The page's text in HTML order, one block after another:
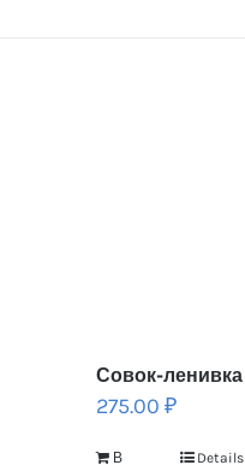
Совок-ленивка
275.00 ₽
В
Details